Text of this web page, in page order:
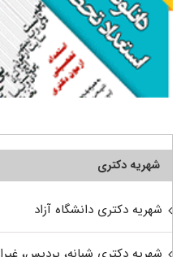
شهریه دکتری
شهریه دکتری دانشگاه آزاد